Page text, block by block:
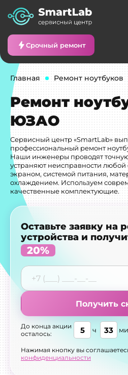
Срочный ремонт
Главная Ремонт ноутбуков
Ремонт
ЮЗАО
Сервисный центр «SmartLab»
профессиональный ремонт
Наши инженеры проводят точную
устраняют неисправности
экраном, системой питания,
охлаждением. Используем
качественные комплектующие.
Оставьте заявку на
устройства и
20%
Получить
До конца акции
осталось:
5 ч 33
Нажимая кнопку вы
конфиденциальности